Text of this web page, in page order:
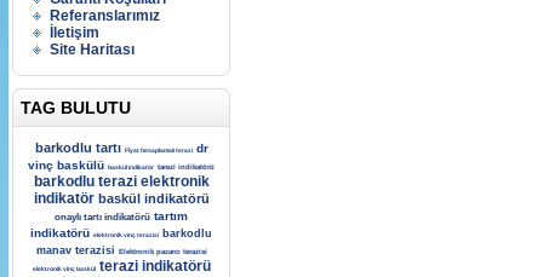
Referanslarımız
İletişim
Site Haritası
TAG BULUTU
barkodlu tartı Fİyat hesaplamalı terazi dr
vinç baskülü baskül indikatör tarezi indikatörü
barkodlu terazi elektronik
indikatör baskül indikatörü
onaylı tartı indikatörü tartım
indikatörü elektronik vinç terazisi
barkodlu
manav terazisi
Elektronik pazarcı terazisi
elektronik vinç baskül terazi indikatörü